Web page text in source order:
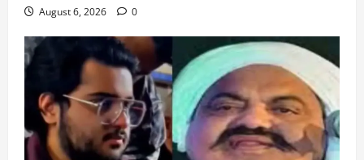
August 6, 2026 0